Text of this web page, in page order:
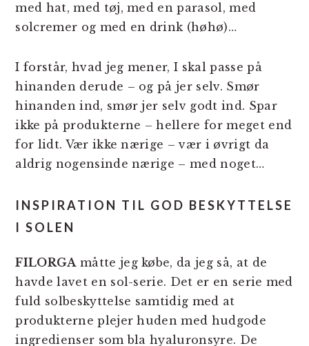
med hat, med tøj, med en parasol, med
solcremer og med en drink (høhø)…
I forstår, hvad jeg mener, I skal passe på
hinanden derude – og på jer selv. Smør
hinanden ind, smør jer selv godt ind. Spar
ikke på produkterne – hellere for meget end
for lidt. Vær ikke nærige – vær i øvrigt da
aldrig nogensinde nærige – med noget…
INSPIRATION TIL GOD BESKYTTELSE
I SOLEN
FILORGAmåtte jeg købe, da jeg så, at de
havde lavet en sol-serie. Det er en serie med
fuld solbeskyttelse samtidig med at
produkterne plejer huden med hudgode
ingredienser som bla hyaluronsyre. De